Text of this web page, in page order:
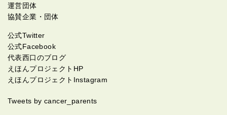
運営団体
協賛企業・団体
公式Twitter
公式Facebook
代表西口のブログ
えほんプロジェクトHP
えほんプロジェクトInstagram
Tweets by cancer_parents